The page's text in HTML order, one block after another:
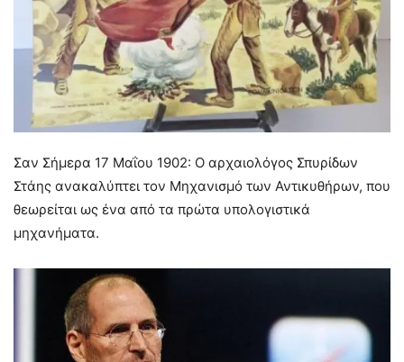
Σαν Σήμερα 17 Μαΐου 1902: Ο αρχαιολόγος Σπυρίδων
Στάης ανακαλύπτει τον Μηχανισμό των Αντικυθήρων, που
θεωρείται ως ένα από τα πρώτα υπολογιστικά
μηχανήματα.